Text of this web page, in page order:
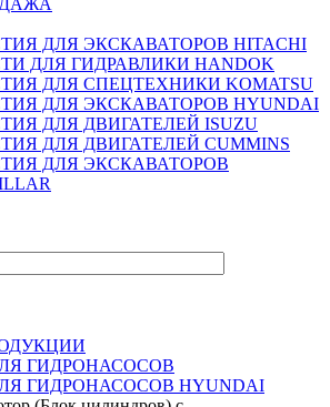
ДЛЯ ЭКСКАВАТОРОВ HITACHI
ДЛЯ ГИДРАВЛИКИ HANDOK
ДЛЯ СПЕЦТЕХНИКИ KOMATSU
ДЛЯ ЭКСКАВАТОРОВ HYUNDAI
ДЛЯ ДВИГАТЕЛЕЙ ISUZU
ДЛЯ ДВИГАТЕЛЕЙ CUMMINS
ДЛЯ ЭКСКАВАТОРОВ
ГИДРОНАСОСОВ
ГИДРОНАСОСОВ HYUNDAI